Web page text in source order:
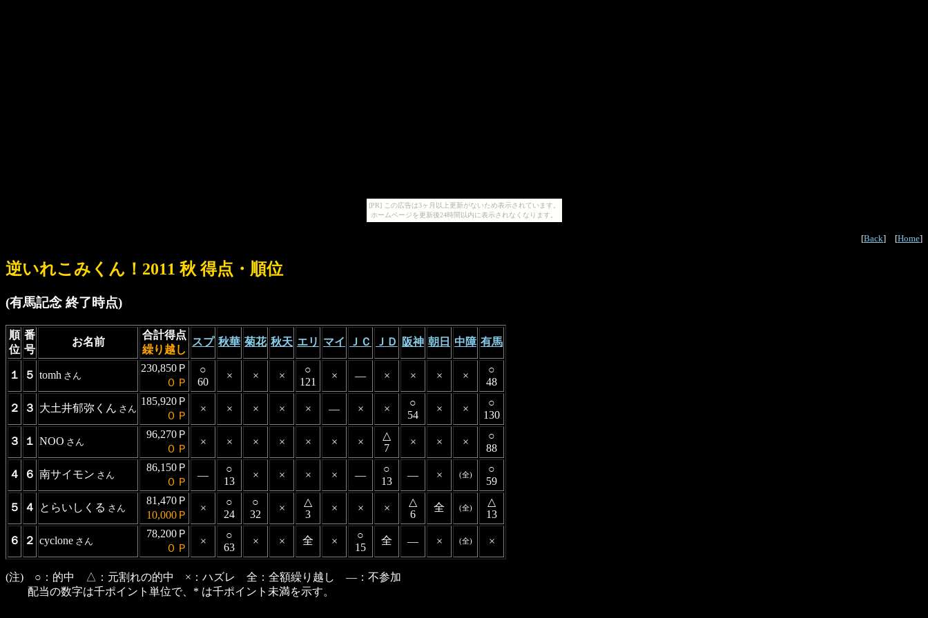
[PR] この広告は3ヶ月以上更新がないため表示されています。
ホームページを更新後24時間以内に表示されなくなります。
[Back] [Home]
逆いれこみくん！2011 秋 得点・順位
(有馬記念 終了時点)
順
位
番
号
お名前
合計得点
繰り越し
スプ 秋華 菊花 秋天 エリ マイ ＪＣ ＪＤ 阪神 朝日 中障 有馬
１ ５ tomh さん
230,850Ｐ
０Ｐ
○
60
× × ×
○
121
× ― × × × ×
○
48
２ ３ 大土井郁弥くん さん
185,920Ｐ
０Ｐ
× × × × × ― × ×
○
54
× ×
○
130
３ １ NOO さん
96,270Ｐ
０Ｐ
× × × × × × ×
△
7
× × ×
○
88
４ ６ 南サイモン さん
86,150Ｐ
０Ｐ
―
○
13
× × × × ―
○
13
― × (全)
○
59
５ ４ とらいしくる さん
81,470Ｐ
10,000Ｐ
×
○
24
○
32
×
△
3
× × ×
△
6
全 (全)
△
13
６ ２ cyclone さん
78,200Ｐ
０Ｐ
×
○
63
× × 全 ×
○
15
全 ― × (全) ×
(注) ○：的中 △：元割れの的中 ×：ハズレ 全：全額繰り越し ―：不参加
配当の数字は千ポイント単位で、* は千ポイント未満を示す。